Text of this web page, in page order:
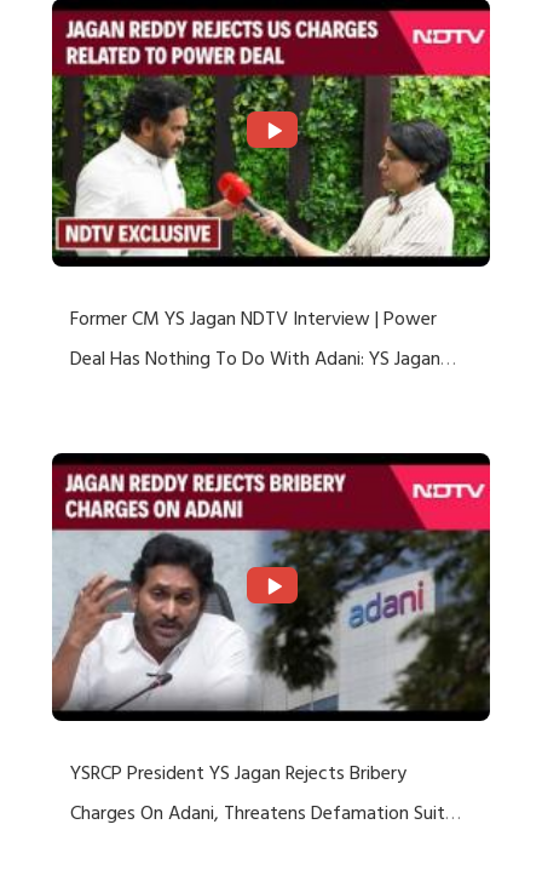
Former CM YS Jagan NDTV Interview | Power
Deal Has Nothing To Do With Adani: YS Jagan
YSRCP President YS Jagan Rejects Bribery
Charges On Adani, Threatens Defamation Suit